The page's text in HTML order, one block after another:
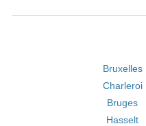
Bruxelles
Charleroi
Bruges
Hasselt